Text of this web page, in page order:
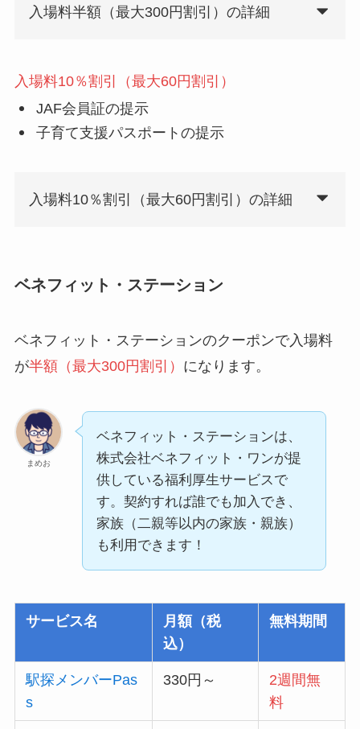
入場料半額（最大300円割引）の詳細
入場料10％割引（最大60円割引）
JAF会員証の提示
子育て支援パスポートの提示
入場料10％割引（最大60円割引）の詳細
ベネフィット・ステーション
ベネフィット・ステーションのクーポンで入場料
が半額（最大300円割引） になります。
まめお
ベネフィット・ステーションは、
株式会社ベネフィット・ワンが提
供している福利厚生サービスで
す。契約すれば誰でも加入でき、
家族（二親等以内の家族・親族）
も利用できます！
サービス名
月額（税
込）
無料期間
駅探メンバーPas
s
330円～
2週間無
料